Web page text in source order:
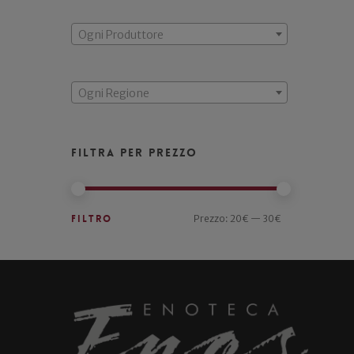
Ogni Produttore
Ogni Regione
Filtra per prezzo
Filtro Prezzo: 20€ — 30€